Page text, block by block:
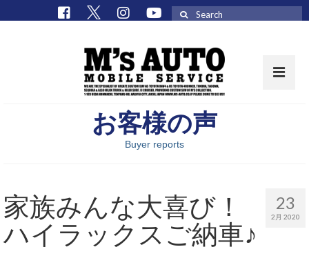
取扱車種一覧
M’sCollectionパーツ一覧
エムズオート
お客様の声
Buyer reports
23
2月 2020
家族みんな大喜び！
ハイラックスご納車♪